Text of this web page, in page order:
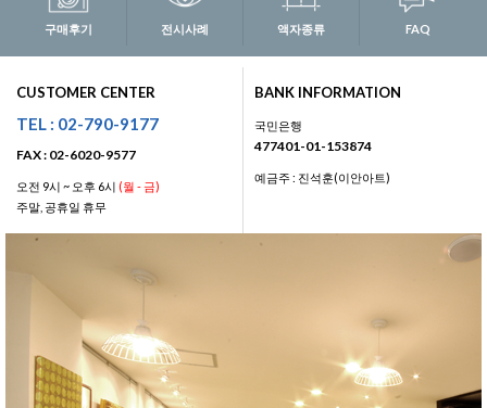
구매후기 전시사례 액자종류 FAQ
CUSTOMER CENTER
TEL : 02-790-9177
FAX : 02-6020-9577
오전 9시 ~ 오후 6시 (월 - 금)
주말, 공휴일 휴무
BANK INFORMATION
국민은행
477401-01-153874
예금주 : 진석훈(이안아트)